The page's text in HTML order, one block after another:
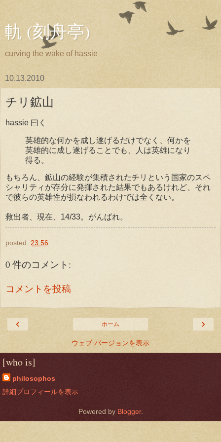
軌 (刻舟亭)
curving the wake of hassie
10.13.2010
チリ鉱山
hassie 曰く
英雄的な何かを成し遂げるだけでなく、何かを
英雄的に成し遂げることでも、人は英雄になり
得る。
もちろん、鉱山の経験が集積されたチリという国家のスペ
シャリティが存分に発揮された結果でもあるけれど、それ
で彼らの英雄性が損なわれるわけでは全くない。
救出者、現在、14/33。がんばれ。
posted: 23:56
0 件のコメント:
コメントを投稿
‹ ›
ホーム
ウェブ バージョンを表示
[who is]
philosophos
詳細プロフィールを表示
Powered by Blogger.